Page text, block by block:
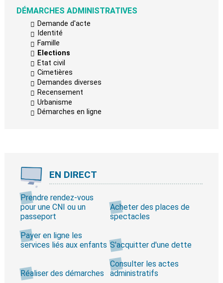
DÉMARCHES ADMINISTRATIVES
Demande d'acte
Identité
Famille
Elections
Etat civil
Cimetières
Demandes diverses
Recensement
Urbanisme
Démarches en ligne
EN DIRECT
Prendre rendez-vous
pour une CNI ou un
passeport
Acheter des places de
spectacles
Payer en ligne les
services liés aux enfants S'acquitter d'une dette
Réaliser des démarches
Consulter les actes
administratifs